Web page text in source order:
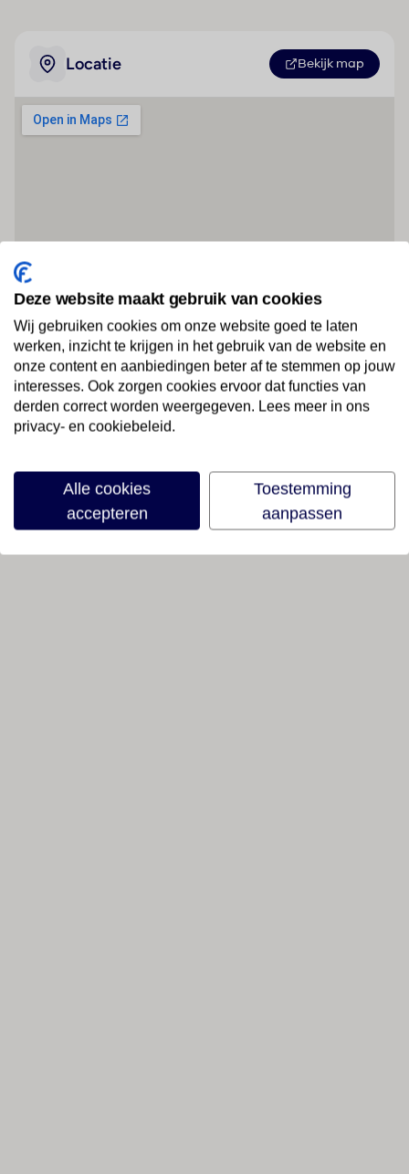
Locatie Bekijk map
Deze website maakt gebruik van cookies
Wij gebruiken cookies om onze website goed te laten
werken, inzicht te krijgen in het gebruik van de website en
onze content en aanbiedingen beter af te stemmen op jouw
interesses. Ook zorgen cookies ervoor dat functies van
derden correct worden weergegeven. Lees meer in ons
privacy- en cookiebeleid.
Alle cookies
accepteren
Toestemming
aanpassen